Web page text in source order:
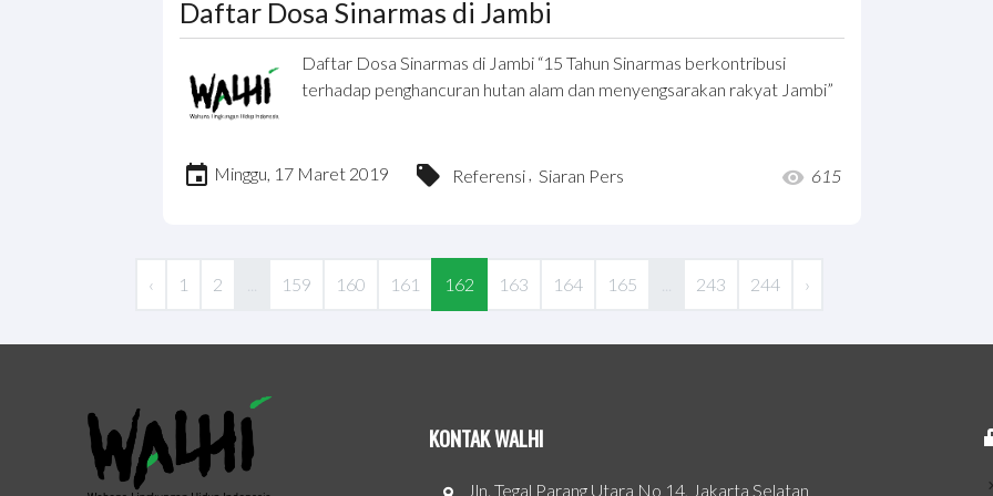
Daftar Dosa Sinarmas di Jambi
Daftar Dosa Sinarmas di Jambi “15 Tahun Sinarmas berkontribusi
terhadap penghancuran hutan alam dan menyengsarakan rakyat Jambi”
Minggu, 17 Maret 2019 Referensi , Siaran Pers 615
‹ 1 2 159 160 161 162 163 164 165 243 244 ›
KONTAK WALHI
Jln. Tegal Parang Utara No 14, Jakarta Selatan